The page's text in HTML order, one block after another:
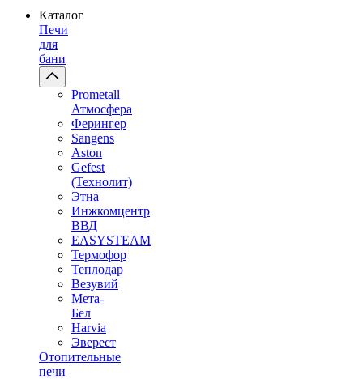
Каталог
Печи
для
бани
Prometall
Атмосфера
Ферингер
Sangens
Aston
Gefest
(Технолит)
Этна
Инжкомцентр
ВВД
EASYSTEAM
Термофор
Теплодар
Везувий
Мета-
Бел
Harvia
Эверест
Отопительные
печи